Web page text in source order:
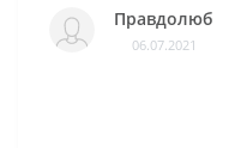
Правдолюб
06.07.2021